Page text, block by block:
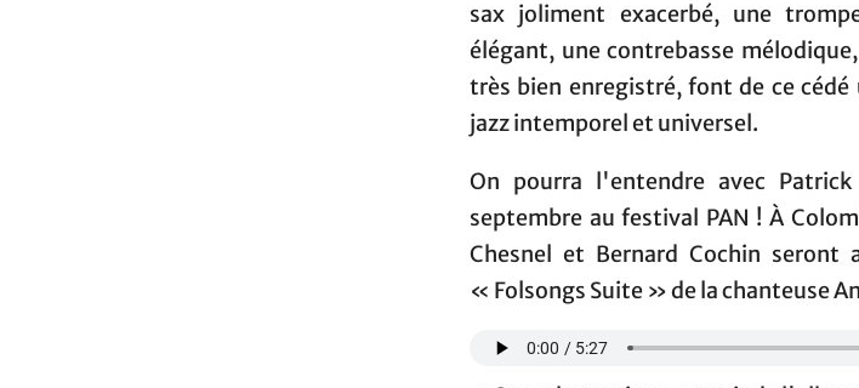
sax joliment exacerbé, une
élégant, une contrebasse
très bien enregistré, font de ce
jazz intemporel et universel.
On pourra l'entendre avec
septembre au festival PAN ! À
Chesnel et Bernard Cochin seront
« Folsongs Suite » de la chanteuse